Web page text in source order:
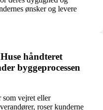
ønsker og levere
håndteret
byggeprocessen
vejret eller
roser kunderne